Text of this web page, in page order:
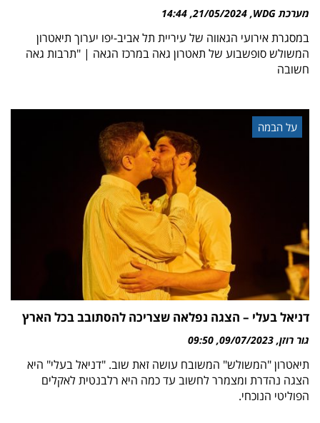
מערכת WDG 21/05/2024
14:44
במסגרת אירועי הגאווה של עיריית תל אביב-יפו יערוך תיאטרון
המשולש סופשבוע של תאטרון גאה במרכז הגאה | "תרבות גאה
חשובה
על הבמה
דניאל בעלי – הצגה נפלאה שצריכה להסתובב בכל הארץ
גור רוזן 09/07/2023
09:50
תיאטרון "המשולש" המשובח עושה זאת שוב. "דניאל בעלי" היא
הצגה נהדרת ומצמרר לחשוב עד כמה היא רלבנטית לאקלים
הפוליטי הנוכחי.